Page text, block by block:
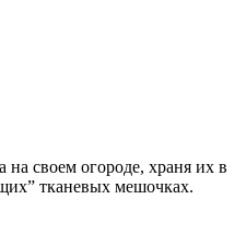
своем огороде, храня их в
тканевых мешочках.